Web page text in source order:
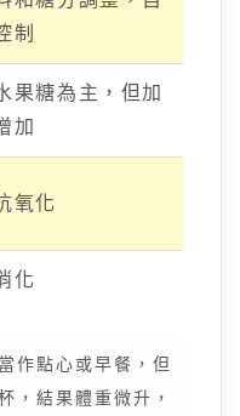
制
果糖為主，但加
加
氧化
化
作點心或早餐，但
，結果體重微升，